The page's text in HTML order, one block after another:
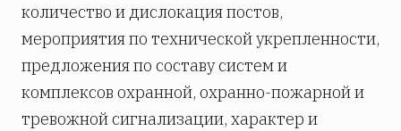
количество и дислокация постов,
мероприятия по технической укрепленности,
предложения по составу систем и
комплексов охранной, охранно-пожарной и
тревожной сигнализации, характер и